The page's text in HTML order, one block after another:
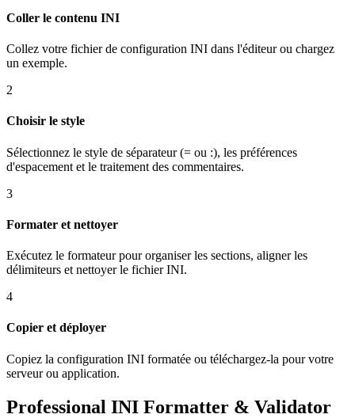
Coller le contenu INI
Collez votre fichier de configuration INI dans l'éditeur ou chargez
un exemple.
2
Choisir le style
Sélectionnez le style de séparateur (= ou :), les préférences
d'espacement et le traitement des commentaires.
3
Formater et nettoyer
Exécutez le formateur pour organiser les sections, aligner les
délimiteurs et nettoyer le fichier INI.
4
Copier et déployer
Copiez la configuration INI formatée ou téléchargez-la pour votre
serveur ou application.
Professional INI Formatter & Validator